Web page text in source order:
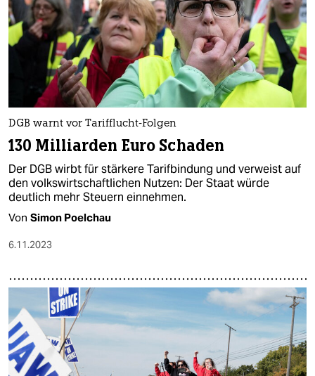
DGB warnt vor Tarifflucht-Folgen
130 Milliarden Euro Schaden
Der DGB wirbt für stärkere Tarifbindung und verweist auf
den volkswirtschaftlichen Nutzen: Der Staat würde
deutlich mehr Steuern einnehmen.
Von Simon Poelchau
6.11.2023